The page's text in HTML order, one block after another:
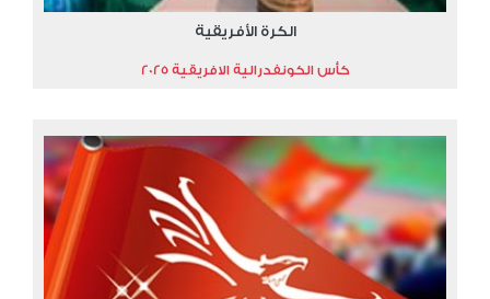
الكرة الأفريقية
كأس الكونفدرالية الافريقية 2025